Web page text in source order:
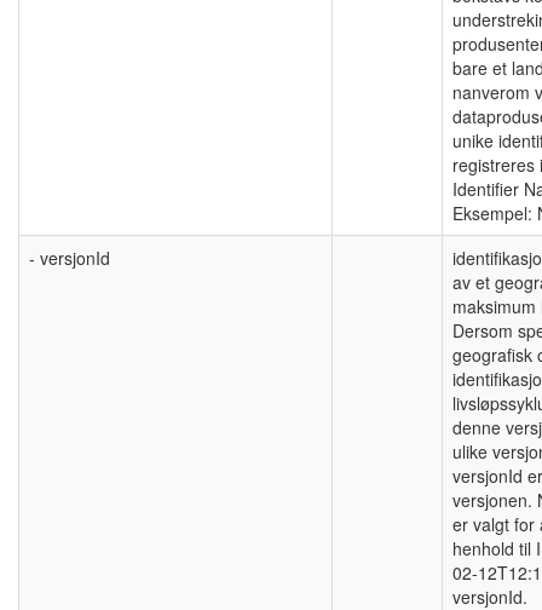
bare et
nanverom
unike
registreres
Identifier
Eksempel:
- versjonId
av et
Dersom
geografisk
denne
ulike
versjonId
versjonen.
er valgt for
henhold til
02-
versjonId.